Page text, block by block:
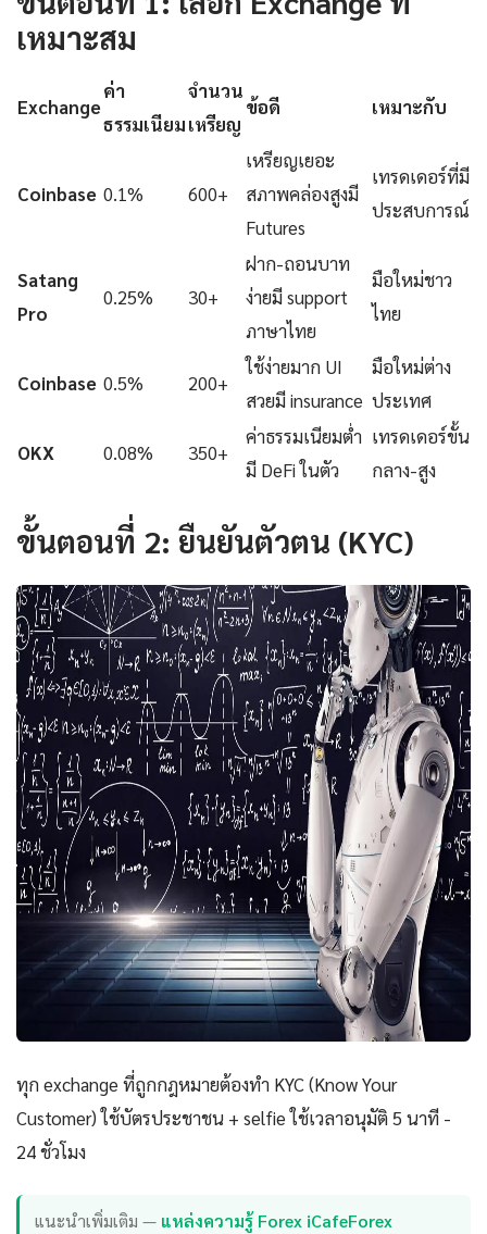
เหมาะสม
Exchange
ค่า
ธรรมเนียม
จำนวน
เหรียญ
ข้อดี เหมาะกับ
Coinbase 0.1% 600+
เหรียญเยอะ
สภาพคล่องสูงมี
Futures
เทรดเดอร์ที่มี
ประสบการณ์
Satang
Pro
0.25% 30+
ฝาก-ถอนบาท
ง่ายมี support
ภาษาไทย
มือใหม่ชาว
ไทย
Coinbase 0.5% 200+
ใช้ง่ายมาก UI
สวยมี insurance
มือใหม่ต่าง
ประเทศ
OKX 0.08% 350+
ค่าธรรมเนียมต่ำ
มี DeFi ในตัว
เทรดเดอร์ขั้น
กลาง-สูง
ขั้นตอนที่ 2: ยืนยันตัวตน (KYC)
ทุก exchange ที่ถูกกฎหมายต้องทำ KYC (Know Your
Customer) ใช้บัตรประชาชน + selfie ใช้เวลาอนุมัติ 5 นาที -
24 ชั่วโมง
แนะนำเพิ่มเติม — แหล่งความรู้ Forex iCafeForex